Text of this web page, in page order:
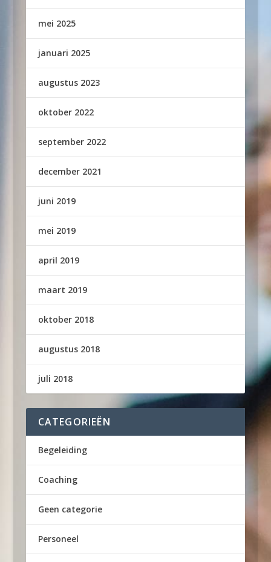
mei 2025
januari 2025
augustus 2023
oktober 2022
september 2022
december 2021
juni 2019
mei 2019
april 2019
maart 2019
oktober 2018
augustus 2018
juli 2018
CATEGORIEËN
Begeleiding
Coaching
Geen categorie
Personeel